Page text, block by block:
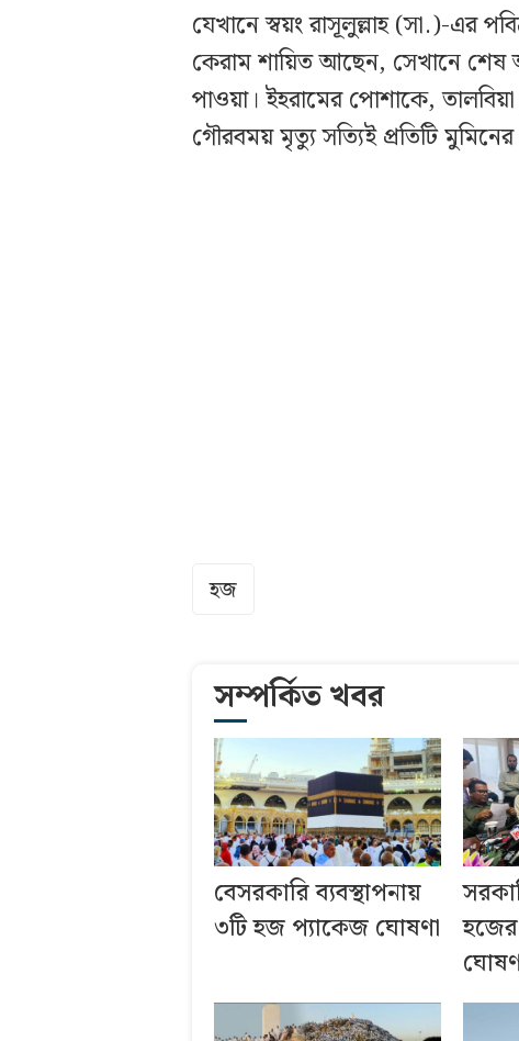
যেখানে স্বয়ং রাসূলুল্লাহ (সা.)-এর
কেরাম শায়িত আছেন, সেখানে
পাওয়া। ইহরামের পোশাকে,
গৌরবময় মৃত্যু সত্যিই প্রতিটি মুমিনের
হজ
সম্পর্কিত খবর
বেসরকারি ব্যবস্থাপনায়
৩টি হজ প্যাকেজ ঘোষণা